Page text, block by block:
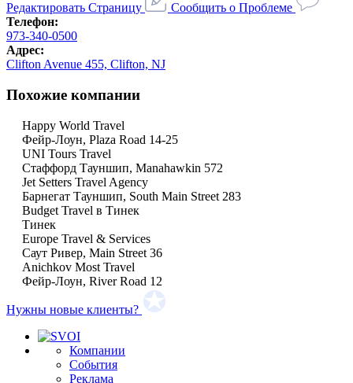
Редактировать Страницу
Сообщить о Проблеме
Телефон:
973-340-0500
Адрес:
Clifton Avenue 455, Clifton, NJ
Похожие компании
Happy World Travel
Фейр-Лоун, Plaza Road 14-25
UNI Tours Travel
Стаффорд Тауншип, Manahawkin 572
Jet Setters Travel Agency
Барнегат Тауншип, South Main Street 283
Budget Travel в Тинек
Тинек
Europe Travel & Services
Саут Ривер, Main Street 36
Anichkov Most Travel
Фейр-Лоун, River Road 12
Нужны новые клиенты?
Компании
События
Реклама